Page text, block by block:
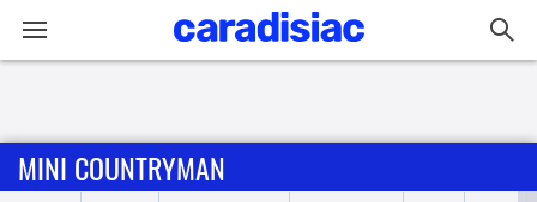
Accueil
MINI COUNTRYMAN